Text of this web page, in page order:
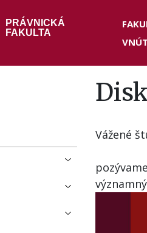
PRÁVNICKÁ
FAKULTA
menu
Vážené